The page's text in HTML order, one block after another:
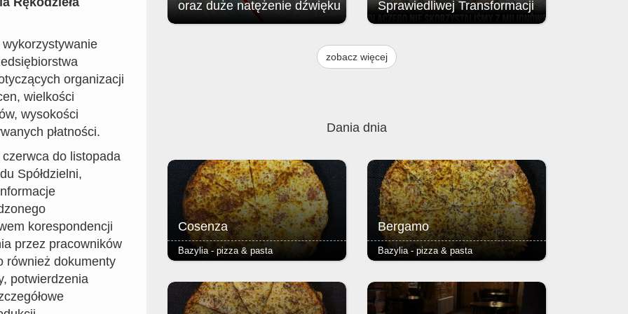
organizacji
wielkości
wysokości
płatności.
do listopada
Spółdzielni,
korespondencji
przez pracowników
również dokumenty
potwierdzenia
oraz duże natężenie dźwięku
magistrat: w związku z organizacją
Soundystem Street Festival 2026, w
Sprawiedliwej Transformacji
na rzecz Sprawiedliwej Transformacji
(FST / JTF – Just Transition Fund;
zobacz więcej
Dania dnia
Cosenza
jest Margherita (sos pomidorowy, ser i
oregano) - ciasto puszyste lub razowe,
grube lub cienkie - dodatkowy ser 2,50
Bazylia - pizza & pasta
Bergamo
pizzy jest Margherita (sos
pomidorowy, ser i oregano) - ciasto
puszyste lub razowe, grube lub cienkie
Bazylia - pizza & pasta